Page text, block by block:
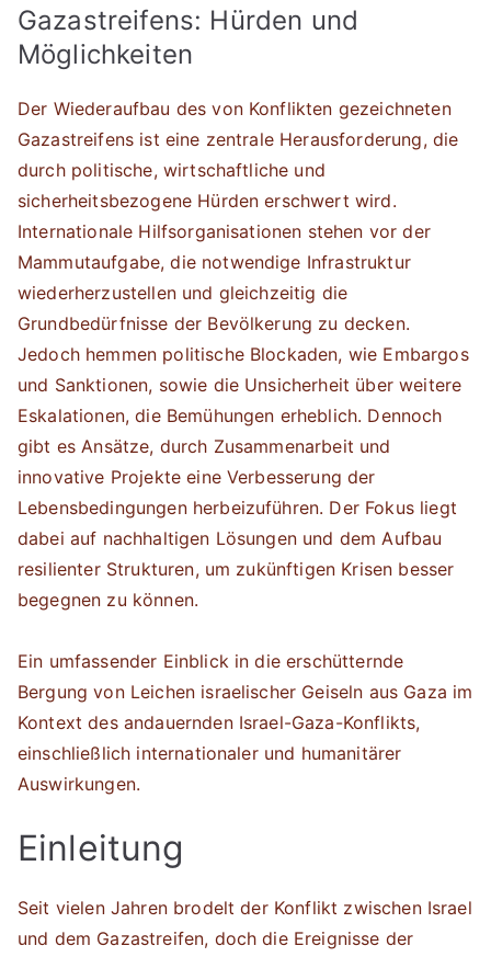
Gazastreifens: Hürden und
Möglichkeiten
Der Wiederaufbau des von Konflikten gezeichneten
Gazastreifens ist eine zentrale Herausforderung, die
durch politische, wirtschaftliche und
sicherheitsbezogene Hürden erschwert wird.
Internationale Hilfsorganisationen stehen vor der
Mammutaufgabe, die notwendige Infrastruktur
wiederherzustellen und gleichzeitig die
Grundbedürfnisse der Bevölkerung zu decken.
Jedoch hemmen politische Blockaden, wie Embargos
und Sanktionen, sowie die Unsicherheit über weitere
Eskalationen, die Bemühungen erheblich. Dennoch
gibt es Ansätze, durch Zusammenarbeit und
innovative Projekte eine Verbesserung der
Lebensbedingungen herbeizuführen. Der Fokus liegt
dabei auf nachhaltigen Lösungen und dem Aufbau
resilienter Strukturen, um zukünftigen Krisen besser
begegnen zu können.
Ein umfassender Einblick in die erschütternde
Bergung von Leichen israelischer Geiseln aus Gaza im
Kontext des andauernden Israel-Gaza-Konflikts,
einschließlich internationaler und humanitärer
Auswirkungen.
Einleitung
Seit vielen Jahren brodelt der Konflikt zwischen Israel
und dem Gazastreifen, doch die Ereignisse der